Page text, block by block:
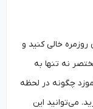
خالی کنید و
تنها به
در لحظه
این